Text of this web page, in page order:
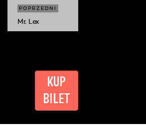
POPRZEDNI
Mr. Lex
KUP
BILET